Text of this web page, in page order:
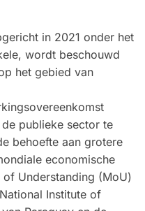
in 2021 onder het
wordt beschouwd
het gebied van
publieke sector te
behoefte aan grotere
economische
Understanding (MoU)
Institute of